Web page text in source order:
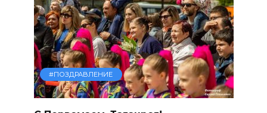
#ПОЗДРАВЛЕНИЕ